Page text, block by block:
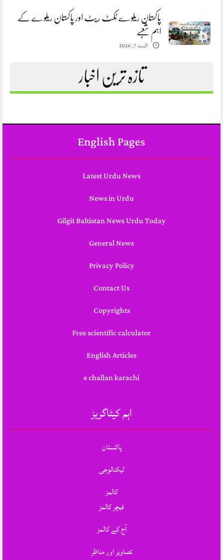
پاکستان ریلوے ٹکٹ ریٹ اور پاکستان ریلوے کے
اہم شعبے
اگست 7, 2026
تازہ ترین اخبار
English Pages
Latest Urdu News
News in Urdu
Gilgit Baltistan News Urdu Today
General News
Privacy Policy
Contact Us
Copyrights
Free scientific calculator
English Articles
e challan karachi
اہم کیٹاگریز
پاکستان
ٹیکنالوجی
کالمز
فیچر کالمز
آج کے کالمز
تصاویر اور مناظر